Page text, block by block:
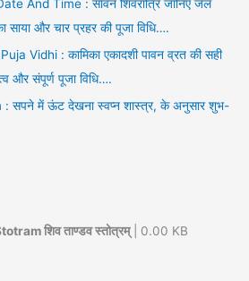
And Time : सावन शिवरात्रि जानिए जल
साया और चार प्रहर की पूजा विधि….
Vidhi : कामिका एकादशी पावन व्रत की सही
और संपूर्ण पूजा विधि….
सपने में ऊंट देखना स्वप्न शास्त्र, के अनुसार शुभ-
शिव ताण्डव स्तोत्रम्| 0.00 KB